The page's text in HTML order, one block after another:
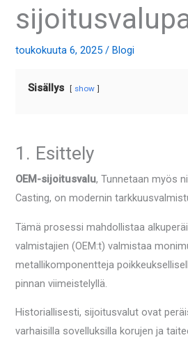
toukokuuta 6, 2025/Blogi
Sisällys show
1. Esittely
OEM-sijoitusvalu, Tunnetaan myös
Casting, on modernin
Tämä prosessi mahdollistaa
valmistajien (OEM:t) valmistaa
metallikomponentteja
pinnan viimeistelyllä.
Historiallisesti, sijoitusvalut ovat
varhaisilla sovelluksilla korujen ja